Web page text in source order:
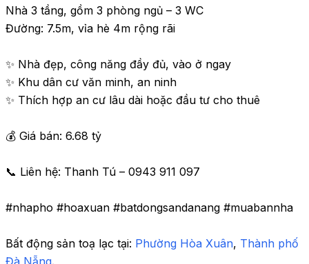
Nhà 3 tầng, gồm 3 phòng ngủ – 3 WC
Đường: 7.5m, vỉa hè 4m rộng rãi
✨ Nhà đẹp, công năng đầy đủ, vào ở ngay
✨ Khu dân cư văn minh, an ninh
✨ Thích hợp an cư lâu dài hoặc đầu tư cho thuê
💰 Giá bán: 6.68 tỷ
📞 Liên hệ: Thanh Tú – 0943 911 097
#nhapho #hoaxuan #batdongsandanang #muabannha
Bất động sản toạ lạc tại: Phường Hòa Xuân, Thành phố
Đà Nẵng.